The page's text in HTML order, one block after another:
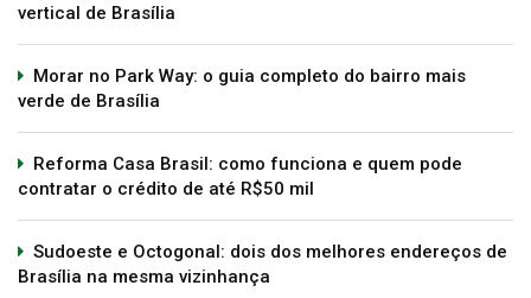
vertical de Brasília
Morar no Park Way: o guia completo do bairro mais
verde de Brasília
Reforma Casa Brasil: como funciona e quem pode
contratar o crédito de até R$50 mil
Sudoeste e Octogonal: dois dos melhores endereços de
Brasília na mesma vizinhança